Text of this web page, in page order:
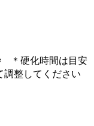
＊硬化時間は目安
調整してください